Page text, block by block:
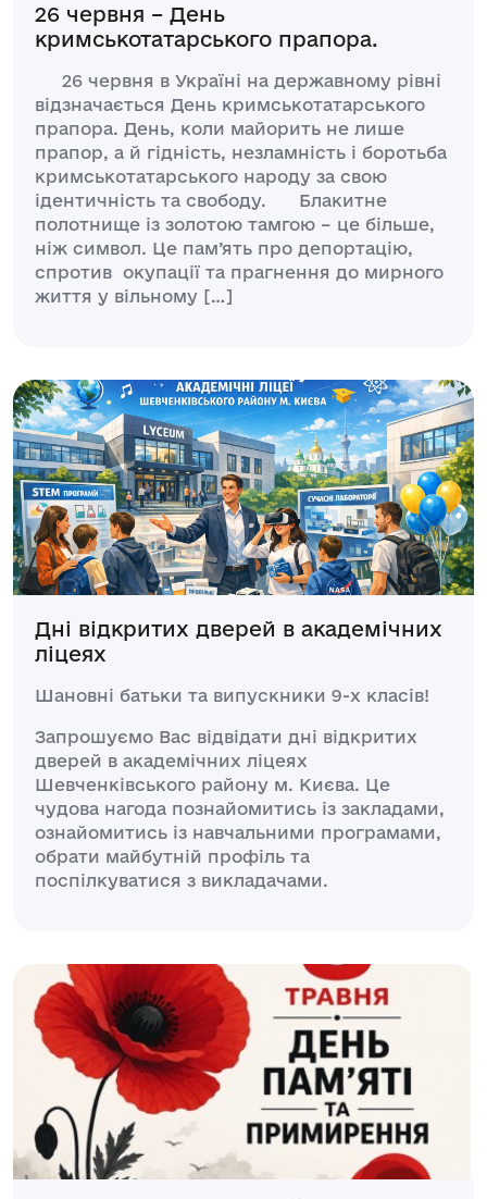
26 червня – День
кримськотатарського прапора.
26 червня в Україні на державному рівні
відзначається День кримськотатарського
прапора. День, коли майорить не лише
прапор, а й гідність, незламність і боротьба
кримськотатарського народу за свою
ідентичність та свободу. Блакитне
полотнище із золотою тамгою – це більше,
ніж символ. Це пам’ять про депортацію,
спротив окупації та прагнення до мирного
життя у вільному […]
Дні відкритих дверей в академічних
ліцеях
Шановні батьки та випускники 9-х класів!
Запрошуємо Вас відвідати дні відкритих
дверей в академічних ліцеях
Шевченківського району м. Києва. Це
чудова нагода познайомитись із закладами,
ознайомитись із навчальними програмами,
обрати майбутній профіль та
поспілкуватися з викладачами.